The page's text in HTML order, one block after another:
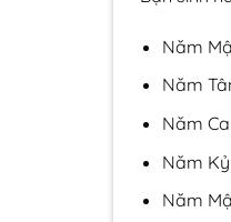
Năm
Năm
Năm
Năm Kỷ
Năm